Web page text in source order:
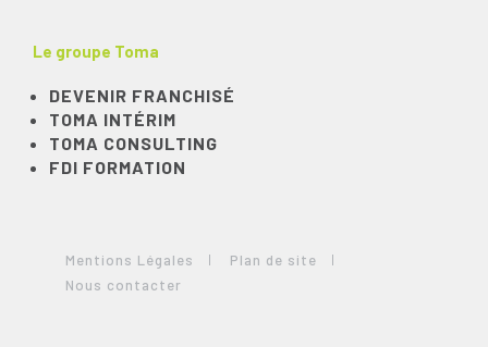
Le groupe Toma
DEVENIR FRANCHISÉ
TOMA INTÉRIM
TOMA CONSULTING
FDI FORMATION
Mentions Légales
Plan de site
Nous contacter